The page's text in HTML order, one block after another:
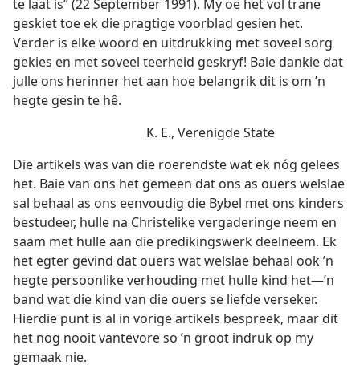
te laat is” (22 September 1991). My oë het vol trane
geskiet toe ek die pragtige voorblad gesien het.
Verder is elke woord en uitdrukking met soveel sorg
gekies en met soveel teerheid geskryf! Baie dankie dat
julle ons herinner het aan hoe belangrik dit is om ’n
hegte gesin te hê.
K. E., Verenigde State
Die artikels was van die roerendste wat ek nóg gelees
het. Baie van ons het gemeen dat ons as ouers welslae
sal behaal as ons eenvoudig die Bybel met ons kinders
bestudeer, hulle na Christelike vergaderinge neem en
saam met hulle aan die predikingswerk deelneem. Ek
het egter gevind dat ouers wat welslae behaal ook ’n
hegte persoonlike verhouding met hulle kind het—’n
band wat die kind van die ouers se liefde verseker.
Hierdie punt is al in vorige artikels bespreek, maar dit
het nog nooit vantevore so ’n groot indruk op my
gemaak nie.